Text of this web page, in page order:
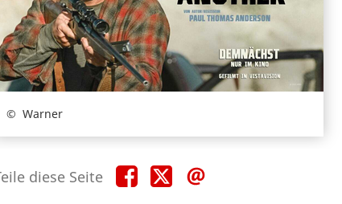
Warner
diese Seite Teile
diese
Teile
diese